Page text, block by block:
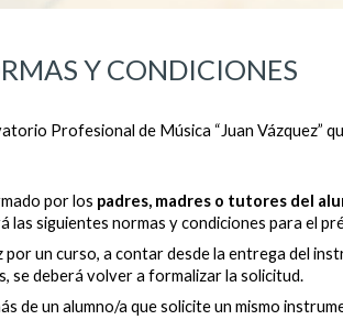
Y CONDICIONES
Profesional de Música “Juan Vázquez”
por los padres, madres o tutores del
las siguientes normas y condiciones para el
un curso, a contar desde la entrega del
se deberá volver a formalizar la solicitud.
de un alumno/a que solicite un mismo